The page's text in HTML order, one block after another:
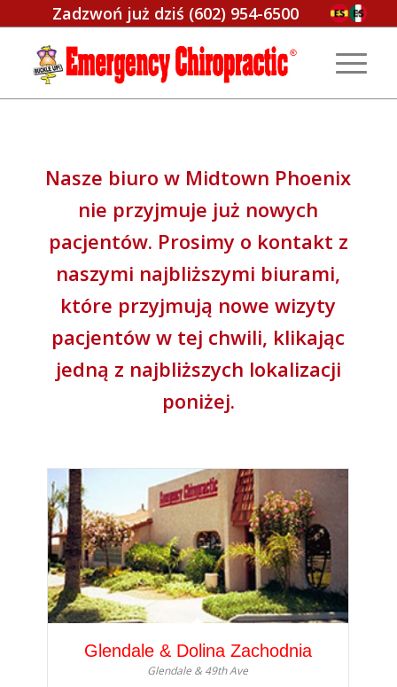
Zadzwoń już dziś (602) 954-6500
Nasze biuro w Midtown Phoenix
nie przyjmuje już nowych
pacjentów. Prosimy o kontakt z
naszymi najbliższymi biurami,
które przyjmują nowe wizyty
pacjentów w tej chwili, klikając
jedną z najbliższych lokalizacji
poniżej.
Glendale & Dolina Zachodnia
Glendale & 49th Ave